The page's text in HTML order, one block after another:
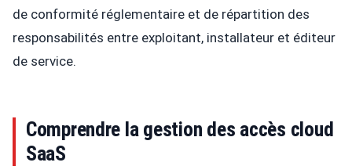
de conformité réglementaire et de répartition des
responsabilités entre exploitant, installateur et éditeur
de service.
Comprendre la gestion des accès cloud
SaaS